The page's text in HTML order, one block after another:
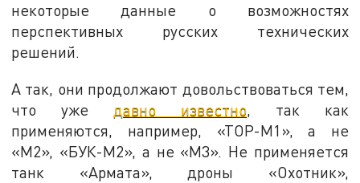
некоторые данные о возможностях
перспективных русских технических
решений.
А так, они продолжают довольствоваться тем,
что уже давно известно, так как
применяются, например, «ТОР-М1», а не
«М2», «БУК-М2», а не «М3». Не применяется
танк «Армата», дроны «Охотник»,